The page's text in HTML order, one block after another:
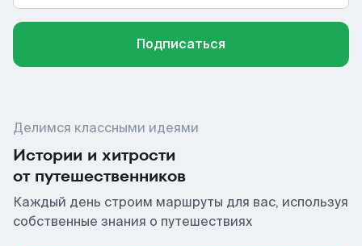
Подписаться
Делимся классными идеями
Истории и хитрости
от путешественников
Каждый день строим маршруты для вас, используя
собственные знания о путешествиях